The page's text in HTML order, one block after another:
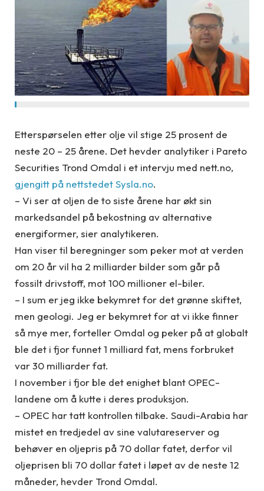
Etterspørselen etter olje vil stige 25 prosent de
neste 20 – 25 årene. Det hevder analytiker i Pareto
Securities Trond Omdal i et intervju med nett.no,
gjengitt på nettstedet Sysla.no.
– Vi ser at oljen de to siste årene har økt sin
markedsandel på bekostning av alternative
energiformer, sier analytikeren.
Han viser til beregninger som peker mot at verden
om 20 år vil ha 2 milliarder bilder som går på
fossilt drivstoff, mot 100 millioner el-biler.
– I sum er jeg ikke bekymret for det grønne skiftet,
men geologi. Jeg er bekymret for at vi ikke finner
så mye mer, forteller Omdal og peker på at globalt
ble det i fjor funnet 1 milliard fat, mens forbruket
var 30 milliarder fat.
I november i fjor ble det enighet blant OPEC-
landene om å kutte i deres produksjon.
– OPEC har tatt kontrollen tilbake. Saudi-Arabia har
mistet en tredjedel av sine valutareserver og
behøver en oljepris på 70 dollar fatet, derfor vil
oljeprisen bli 70 dollar fatet i løpet av de neste 12
måneder, hevder Trond Omdal.